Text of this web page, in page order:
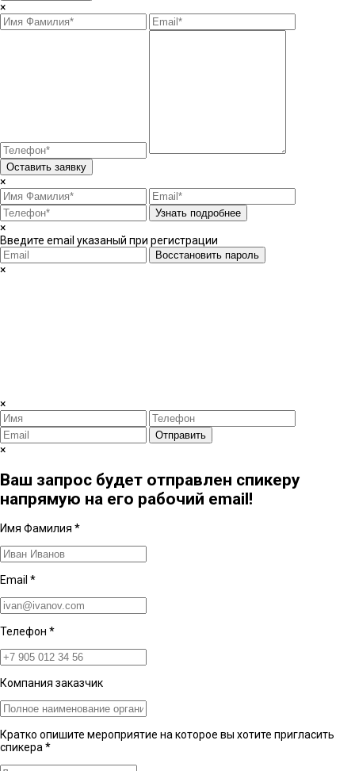
×
Оставить заявку
×
Узнать подробнее
×
Введите email указаный при регистрации
Восстановить пароль
×
×
Отправить
×
Ваш запрос будет отправлен спикеру
напрямую на его рабочий email!
Имя Фамилия *
Email *
Телефон *
Компания заказчик
Кратко опишите мероприятие на которое вы хотите пригласить
спикера *